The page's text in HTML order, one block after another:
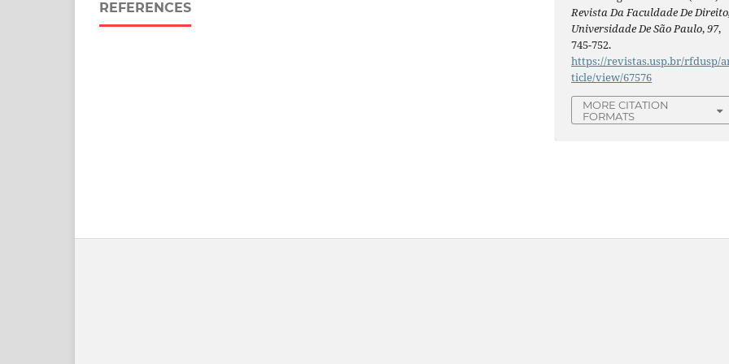
REFERENCES
Revista Da Faculdade De
Universidade De São Paulo,97,
745-752.
https://revistas.usp.br/rfdusp/
ticle/view/67576
MORE CITATION
FORMATS